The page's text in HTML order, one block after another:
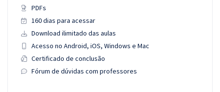
PDFs
160 dias para acessar
Download ilimitado das aulas
Acesso no Android, iOS, Windows e Mac
Certificado de conclusão
Fórum de dúvidas com professores